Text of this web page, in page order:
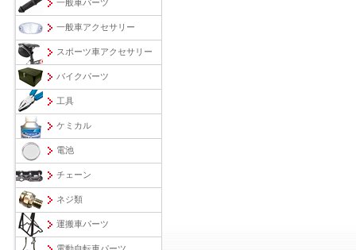
一般車パーツ
一般車アクセサリー
スポーツ車アクセサリー
バイクパーツ
工具
ケミカル
電池
チェーン
ネジ類
運搬車パーツ